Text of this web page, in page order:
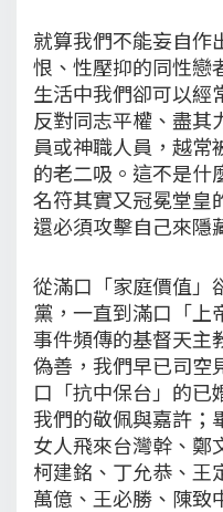
就算我們不能妄自作
恨、性壓抑的同性戀
生活中我們卻可以經
反對同志平權、盡其
員或神職人員，越常
的老二吸。這不是什
名符其實又冠冕堂皇
還必須攻擊自己來隱
從滿口「家庭價值」
黨，一直到滿口「上
事件頻傳的基督天主
偽善，我們早已司空
口「抗中保台」的已
我們的敬佩與嘉許；
女人飛來台灣幹、鄭
柯建銘、丁允恭、王
萬億、王必勝、陳致